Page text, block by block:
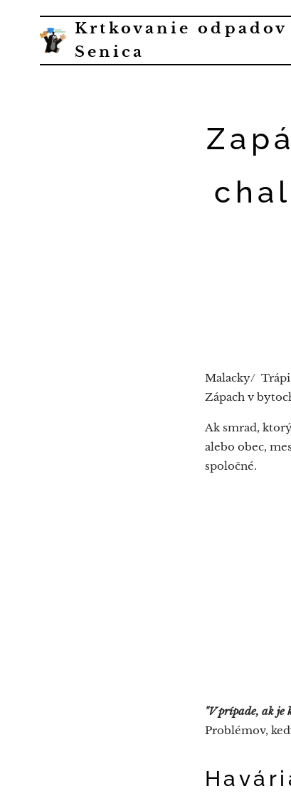
Krtkovanie odpadov
Senica
Malacky/ Trápi
Zápach v
Ak smrad,
alebo obec,
spoločné.
"V prípade, ak je
Problémov,